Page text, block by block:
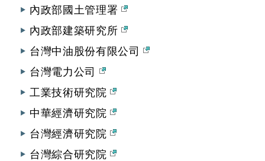
內政部國土管理署
內政部建築研究所
台灣中油股份有限公司
台灣電力公司
工業技術研究院
中華經濟研究院
台灣經濟研究院
台灣綜合研究院